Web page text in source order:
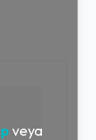
veya